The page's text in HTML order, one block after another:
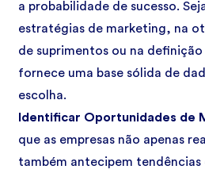
a probabilidade de sucesso.
estratégias de marketing, na
de suprimentos ou na definição
fornece uma base sólida de
escolha.
Identificar Oportunidades de
que as empresas não apenas
também antecipem tendências